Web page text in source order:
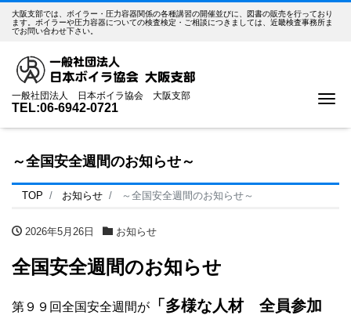
大阪支部では、ボイラー・圧力容器関係の各種講習の開催並びに、図書の販売を行っており
ます。ボイラーや圧力容器についての検査検定・ご相談につきましては、近畿検査事務所ま
でお問い合わせ下さい。
一般社団法人 日本ボイラ協会 大阪支部
TEL:06-6942-0721
～全国安全週間のお知らせ～
TOP お知らせ ～全国安全週間のお知らせ～
2026年5月26日 お知らせ
全国安全週間のお知らせ
第９９回全国安全週間が
「多様な人材 全員参加